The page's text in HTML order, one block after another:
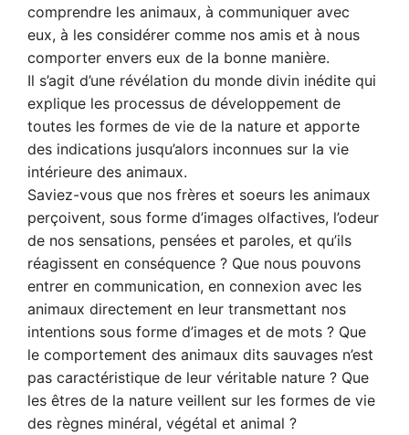
comprendre les animaux, à communiquer avec
eux, à les considérer comme nos amis et à nous
comporter envers eux de la bonne manière.
Il s’agit d’une révélation du monde divin inédite qui
explique les processus de développement de
toutes les formes de vie de la nature et apporte
des indications jusqu’alors inconnues sur la vie
intérieure des animaux.
Saviez-vous que nos frères et soeurs les animaux
perçoivent, sous forme d’images olfactives, l’odeur
de nos sensations, pensées et paroles, et qu’ils
réagissent en conséquence ? Que nous pouvons
entrer en communication, en connexion avec les
animaux directement en leur transmettant nos
intentions sous forme d’images et de mots ? Que
le comportement des animaux dits sauvages n’est
pas caractéristique de leur véritable nature ? Que
les êtres de la nature veillent sur les formes de vie
des règnes minéral, végétal et animal ?